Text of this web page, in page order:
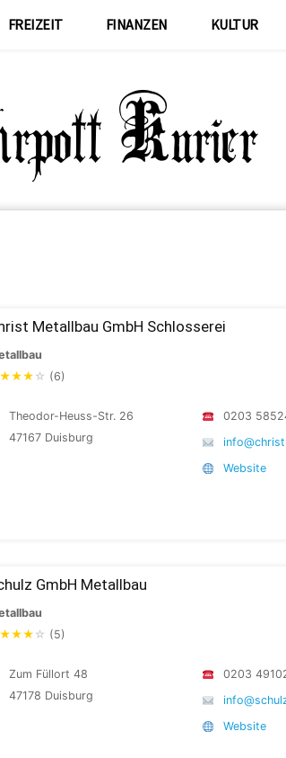
FREIZEIT FINANZEN KULTUR
Metallbau GmbH Schlosserei
★★★ ☆ (6)
Theodor-Heuss-Str. 26
47167 Duisburg
0203
Website
GmbH Metallbau
★★★ ☆ (5)
Zum Füllort 48
47178 Duisburg
0203
Website